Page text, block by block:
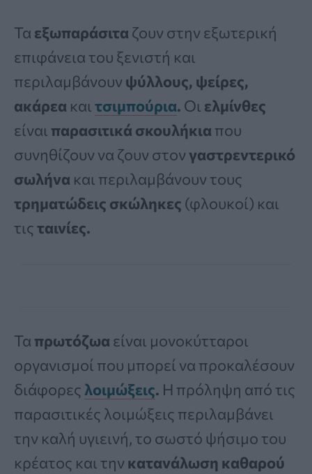
Τα εξωπαράσιτα ζουν στην εξωτερική
επιφάνεια του ξενιστή και
περιλαμβάνουν ψύλλους, ψείρες,
ακάρεα και τσιμπούρια. Οι ελμίνθες
είναι παρασιτικά σκουλήκια που
συνηθίζουν να ζουν στονγαστρεντερικό
σωλήνα και περιλαμβάνουν τους
τρηματώδεις σκώληκες (φλουκοί) και
τιςταινίες.
Τα πρωτόζωα είναι μονοκύτταροι
οργανισμοί που μπορεί να προκαλέσουν
διάφορεςλοιμώξεις. Η πρόληψη από τις
παρασιτικές λοιμώξεις περιλαμβάνει
την καλή υγιεινή, το σωστό ψήσιμο του
κρέατος και την κατανάλωση καθαρού